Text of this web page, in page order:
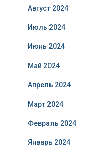
Август 2024
Июль 2024
Июнь 2024
Май 2024
Апрель 2024
Март 2024
Февраль 2024
Январь 2024